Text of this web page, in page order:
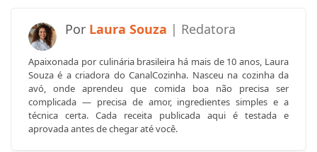
Laura Souza
Apaixonada por culinária brasileira há mais de 10 anos, Laura
Souza é a criadora do CanalCozinha. Nasceu na cozinha da
avó, onde aprendeu que comida boa não precisa ser
complicada — precisa de amor, ingredientes simples e a
técnica certa. Cada receita publicada aqui é testada e
aprovada antes de chegar até você.